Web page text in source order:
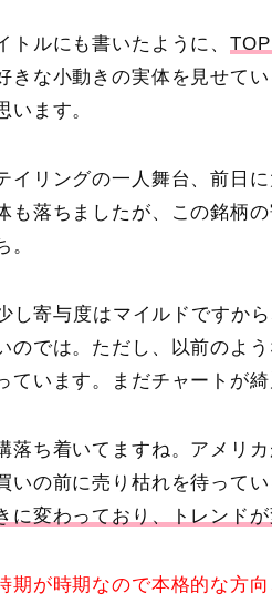
トルにも書いたように、
きな小動きの実体を見せて
います。
イリングの一人舞台、前日
も落ちましたが、この銘柄
。
し寄与度はマイルドですか
のでは。ただし、以前のよ
ています。まだチャートが綺
落ち着いてますね。アメリ
いの前に売り枯れを待ってい
に変わっており、トレンド
期が時期なので本格的な方